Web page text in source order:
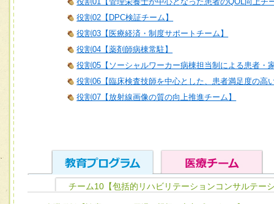
役割02【DPC検証チーム】
役割03【医療経済・制度サポートチーム】
役割04【薬剤師病棟常駐】
役割05【ソーシャルワーカー病棟担当制による患者・
役割06【臨床検査技師を中心とした、患者満足度の高
役割07【放射線画像の質の向上推進チーム】
ユニット１ 医療人としての基礎能力
チーム10【包括的リハビリテーションコンサルテー